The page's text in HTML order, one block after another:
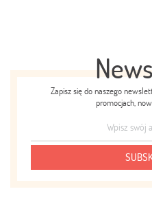
Zapisz się do naszego
promocjach,